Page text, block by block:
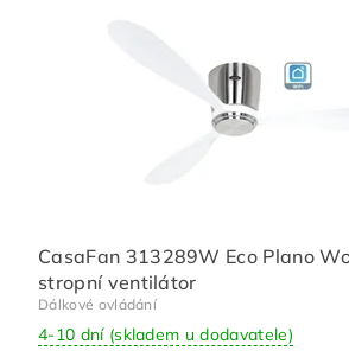
CasaFan 313289W Eco Plano
stropní ventilátor
Dálkové ovládání
4-10 dní (skladem u dodavatele)